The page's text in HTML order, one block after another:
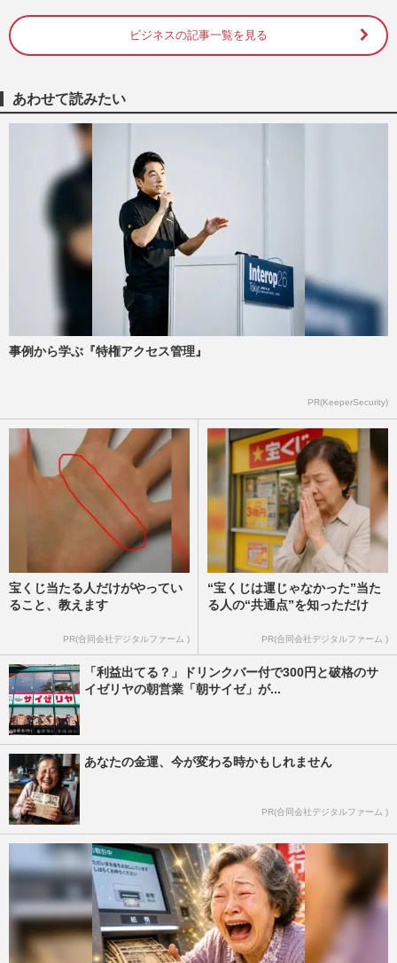
週刊女性PRIME 2026/8/5
多》物価高だけではない、同じ”最多”でも
まるで違う「原因」
《すき家「SUMMER BAG 2026」》が発
売から1日で即完売「おひとり様“4個”ま
で」同社広報が明かした購入制…
週刊女性PRIME
《500円台でスープ・ドリンクバー付き
も》 ガスト、モス、資さんうどん、スー
プストック…朝活マニアが厳選…
週刊女性2026年7月28日・8月4日号
ニューヨーク屋敷や麒麟川島が絶賛する
かす「全店導入できない」理…
週刊女性PRIME 2026/7/20
ビジネスの記事一覧を見る
あわせて読みたい
事例から学ぶ『特権アクセス管理』
PR(KeeperSecurity)
宝くじ当たる人だけがやってい
ること、教えます
PR(合同会社デジタルファーム )
“宝くじは運じゃなかった”当た
る人の“共通点”を知っただけ
PR(合同会社デジタルファーム )
「利益出てる？」ドリンクバー付で300円と破格のサ
イゼリヤの朝営業「朝サイゼ」が...
あなたの金運、今が変わる時かもしれません
PR(合同会社デジタルファーム )